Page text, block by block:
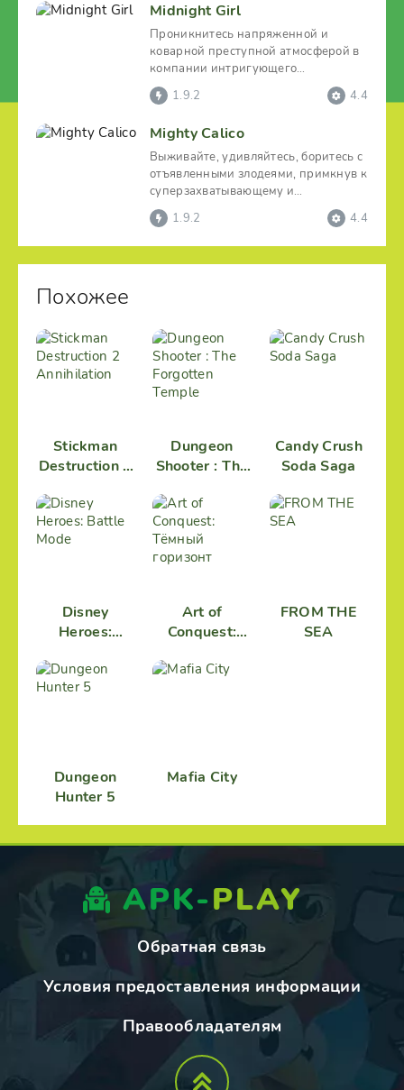
Midnight Girl
Проникнитесь напряженной и
коварной преступной атмосферой в
компании интригующего
приключенческого проекта «Midnight
1.9.2 4.4
Mighty Calico
Выживайте, удивляйтесь, боритесь с
отъявленными злодеями, примкнув к
суперзахватывающему и
искрометному, ролевому,
1.9.2 4.4
Похожее
Stickman
Destruction 2
Dungeon
Shooter : The
Temple
Candy Crush
Soda Saga
Disney
Heroes:
Art of
Conquest:
горизонт
FROM THE
SEA
Dungeon
Hunter 5
Mafia City
APK-PLAY
Обратная связь
Условия предоставления информации
Правообладателям